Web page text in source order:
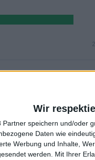
Wir
Partner speichern und/oder
Daten wie
Werbung und Inhalte,
werden.
Mit Ihrer